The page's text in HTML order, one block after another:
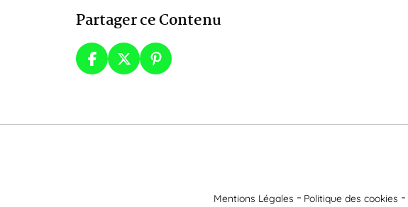
Partager ce Contenu
Mentions Légales Politique des cookies